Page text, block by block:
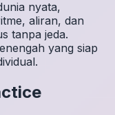
nyata,
aliran, dan
tanpa jeda.
yang siap